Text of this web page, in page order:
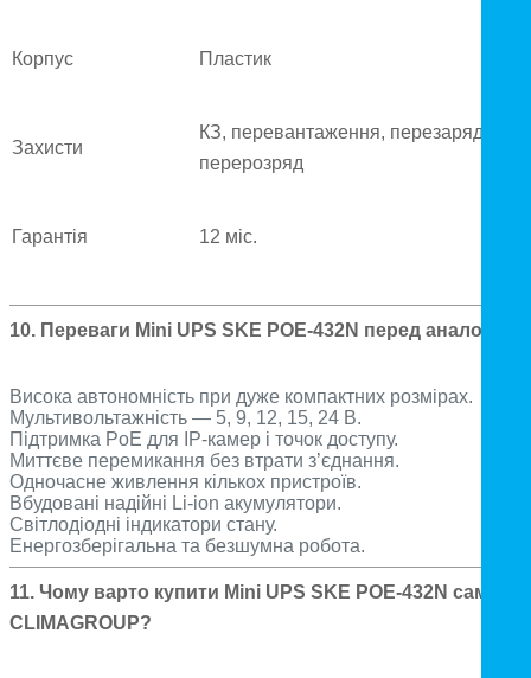
Корпус Пластик
Захисти
КЗ, перевантаження, перезаряд,
перерозряд
Гарантія 12 міс.
10. Переваги Mini UPS SKE POE-432N перед аналогами
Висока автономність при дуже компактних розмірах.
Мультивольтажність — 5, 9, 12, 15, 24 В.
Підтримка PoE для IP-камер і точок доступу.
Миттєве перемикання без втрати з’єднання.
Одночасне живлення кількох пристроїв.
Вбудовані надійні Li-ion акумулятори.
Світлодіодні індикатори стану.
Енергозберігальна та безшумна робота.
11. Чому варто купити Mini UPS SKE POE-432N саме у
CLIMAGROUP?